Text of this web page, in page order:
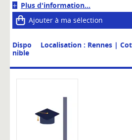
Plus d'information...
Ajouter à ma sélection
Dispo
nible
Localisation : Rennes |